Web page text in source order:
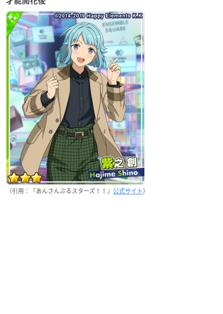
（引用：『あんさんぶるスターズ！！』 公式サイト）